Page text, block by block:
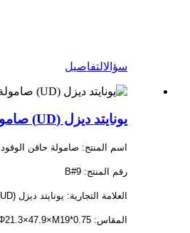
سؤالالتفاصيل
يونايتد ديزل (UD) صامولة الحقن 9#B
اسم المنتج: صامولة حاقن الوقود
رقم المنتج: 9#B
العلامة التجارية: يونايتد ديزل (UD)
المقاس: Φ21.3×47.9×M19*0.75